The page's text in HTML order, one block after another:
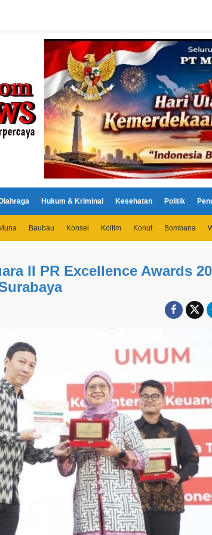
Hukum & Kriminal Kesehatan Politik
Baubau Konsel Koltim Konut Bombana
II PR Excellence Awards